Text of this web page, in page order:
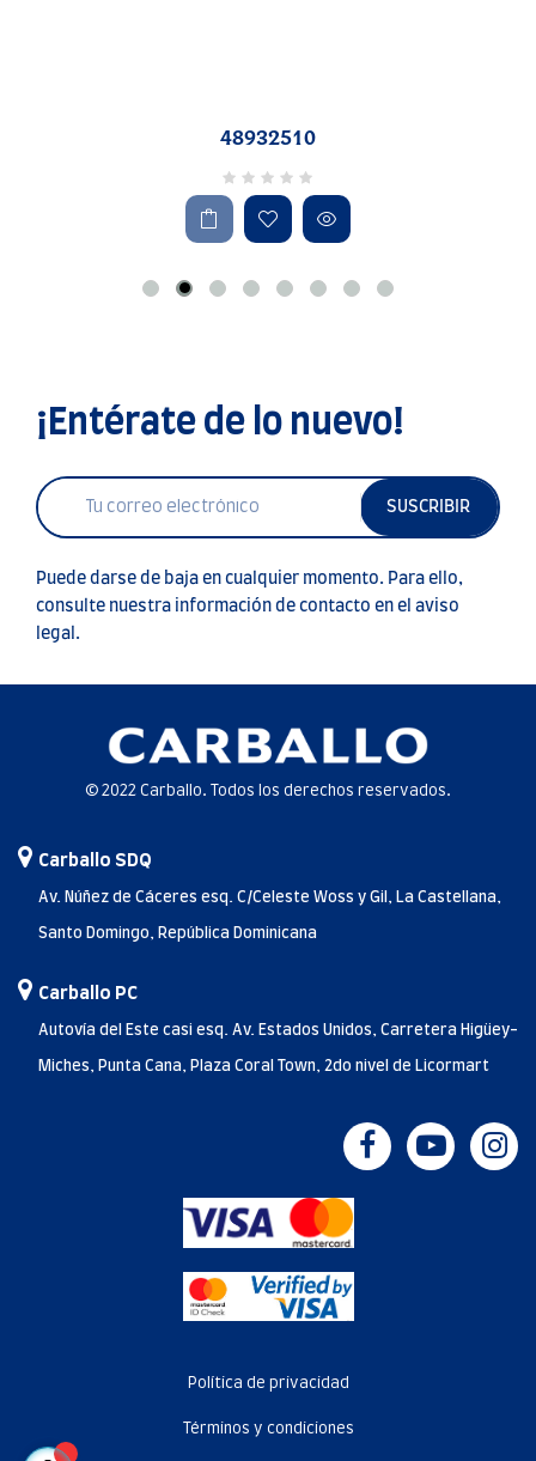
48932510
¡Entérate de lo nuevo!
SUSCRIBIR
Puede darse de baja en cualquier momento. Para ello,
consulte nuestra información de contacto en el aviso
legal.
© 2022 Carballo. Todos los derechos reservados.
Carballo SDQ
Av. Núñez de Cáceres esq. C/Celeste Woss y Gil, La Castellana,
Santo Domingo, República Dominicana
Carballo PC
Autovía del Este casi esq. Av. Estados Unidos, Carretera Higüey-
Miches, Punta Cana, Plaza Coral Town, 2do nivel de Licormart
Política de privacidad
Términos y condiciones